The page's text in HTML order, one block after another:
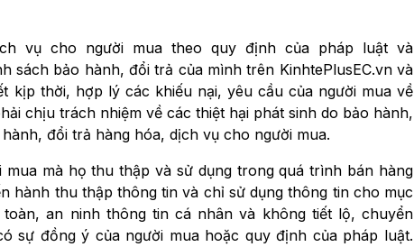
vụ cho người mua theo quy định của pháp luật và
sách bảo hành, đổi trả của mình trên KinhtePlusEC.vn và
kịp thời, hợp lý các khiếu nại, yêu cầu của người mua về
chịu trách nhiệm về các thiệt hại phát sinh do bảo hành,
đổi trả hàng hóa, dịch vụ cho người mua.
mà họ thu thập và sử dụng trong quá trình bán hàng
hành thu thập thông tin và chỉ sử dụng thông tin cho mục
an ninh thông tin cá nhân và không tiết lộ, chuyển
sự đồng ý của người mua hoặc quy định của pháp luật.